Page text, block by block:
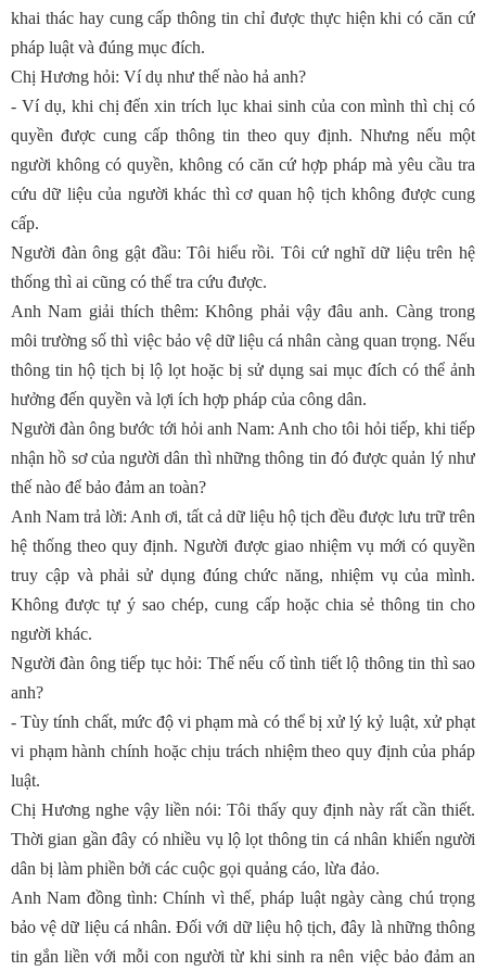
khai thác hay cung cấp thông tin chỉ được thực hiện khi có căn cứ
pháp luật và đúng mục đích.
Chị Hương hỏi: Ví dụ như thế nào hả anh?
- Ví dụ, khi chị đến xin trích lục khai sinh của con mình thì chị có
quyền được cung cấp thông tin theo quy định. Nhưng nếu một
người không có quyền, không có căn cứ hợp pháp mà yêu cầu tra
cứu dữ liệu của người khác thì cơ quan hộ tịch không được cung
cấp.
Người đàn ông gật đầu: Tôi hiểu rồi. Tôi cứ nghĩ dữ liệu trên hệ
thống thì ai cũng có thể tra cứu được.
Anh Nam giải thích thêm: Không phải vậy đâu anh. Càng trong
môi trường số thì việc bảo vệ dữ liệu cá nhân càng quan trọng. Nếu
thông tin hộ tịch bị lộ lọt hoặc bị sử dụng sai mục đích có thể ảnh
hưởng đến quyền và lợi ích hợp pháp của công dân.
Người đàn ông bước tới hỏi anh Nam: Anh cho tôi hỏi tiếp, khi tiếp
nhận hồ sơ của người dân thì những thông tin đó được quản lý như
thế nào để bảo đảm an toàn?
Anh Nam trả lời: Anh ơi, tất cả dữ liệu hộ tịch đều được lưu trữ trên
hệ thống theo quy định. Người được giao nhiệm vụ mới có quyền
truy cập và phải sử dụng đúng chức năng, nhiệm vụ của mình.
Không được tự ý sao chép, cung cấp hoặc chia sẻ thông tin cho
người khác.
Người đàn ông tiếp tục hỏi: Thế nếu cố tình tiết lộ thông tin thì sao
anh?
- Tùy tính chất, mức độ vi phạm mà có thể bị xử lý kỷ luật, xử phạt
vi phạm hành chính hoặc chịu trách nhiệm theo quy định của pháp
luật.
Chị Hương nghe vậy liền nói: Tôi thấy quy định này rất cần thiết.
Thời gian gần đây có nhiều vụ lộ lọt thông tin cá nhân khiến người
dân bị làm phiền bởi các cuộc gọi quảng cáo, lừa đảo.
Anh Nam đồng tình: Chính vì thế, pháp luật ngày càng chú trọng
bảo vệ dữ liệu cá nhân. Đối với dữ liệu hộ tịch, đây là những thông
tin gắn liền với mỗi con người từ khi sinh ra nên việc bảo đảm an